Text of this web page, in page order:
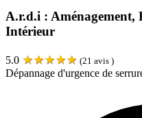
A.r.d.i : Aménagement,
Intérieur
5.0 ★★★★★ (21 avis )
Dépannage d'urgence de